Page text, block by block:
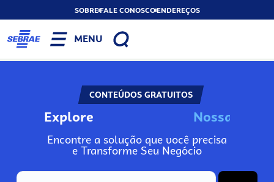
SOBREFALE CONOSCOENDEREÇOS
MENU
CONTEÚDOS GRATUITOS
Explore Nossa
Encontre a solução que você precisa
e Transforme Seu Negócio